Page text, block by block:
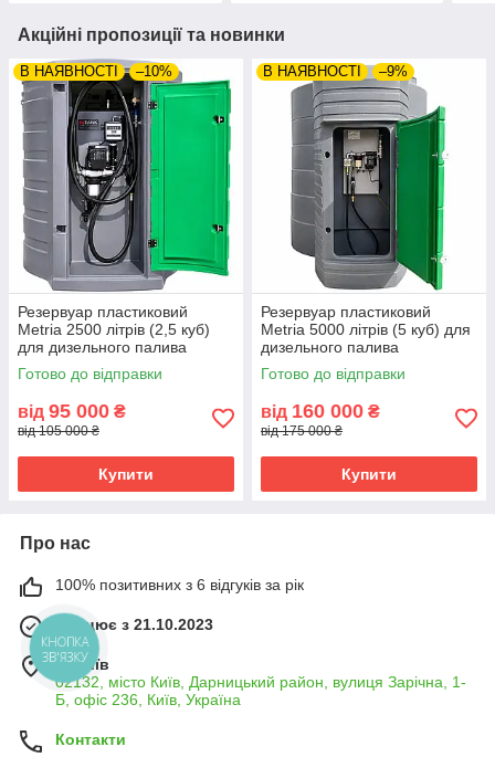
Акційні пропозиції та новинки
В НАЯВНОСТІ –10%
Резервуар пластиковий
Metria 2500 літрів (2,5 куб)
для дизельного палива
Готово до відправки
від 95 000 ₴
від 105 000 ₴
Купити
В НАЯВНОСТІ –9%
Резервуар пластиковий
Metria 5000 літрів (5 куб) для
дизельного палива
Готово до відправки
від 160 000 ₴
від 175 000 ₴
Купити
Про нас
100% позитивних з 6 відгуків за рік
Працює з 21.10.2023
м. Київ
02132, місто Київ, Дарницький район, вулиця Зарічна, 1-
Б, офіс 236, Київ, Україна
Контакти
КНОПКА
ЗВ'ЯЗКУ